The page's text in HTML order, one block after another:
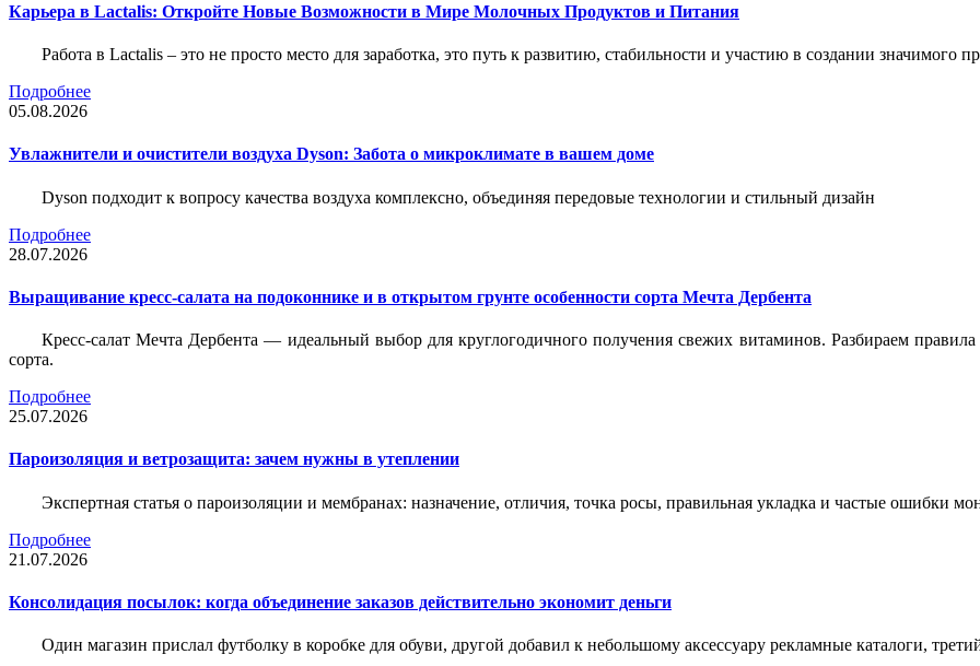
Карьера в Lactalis: Откройте Новые Возможности в Мире Молочных Продуктов и Питания
Работа в Lactalis – это не просто место для заработка, это путь к развитию, стабильности и участию в создании значимого
Подробнее
05.08.2026
Увлажнители и очистители воздуха Dyson: Забота о микроклимате в вашем доме
Dyson подходит к вопросу качества воздуха комплексно, объединяя передовые технологии и стильный дизайн
Подробнее
28.07.2026
Выращивание кресс-салата на подоконнике и в открытом грунте особенности сорта Мечта Дербента
Кресс-салат Мечта Дербента — идеальный выбор для круглогодичного получения свежих витаминов. Разбираем
сорта.
Подробнее
25.07.2026
Пароизоляция и ветрозащита: зачем нужны в утеплении
Экспертная статья о пароизоляции и мембранах: назначение, отличия, точка росы, правильная укладка и частые ошибки
Подробнее
21.07.2026
Консолидация посылок: когда объединение заказов действительно экономит деньги
Один магазин прислал футболку в коробке для обуви, другой добавил к небольшому аксессуару рекламные каталоги,